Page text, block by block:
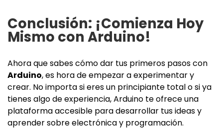
Conclusión: ¡Comienza Hoy
Mismo con Arduino!
Ahora que sabes cómo dar tus primeros pasos con
Arduino, es hora de empezar a experimentar y
crear. No importa si eres un principiante total o si ya
tienes algo de experiencia, Arduino te ofrece una
plataforma accesible para desarrollar tus ideas y
aprender sobre electrónica y programación.